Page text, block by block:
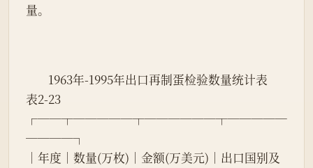
量。
        1963年-1995年出口再制蛋检验数量统计表
表2-23
┌──┬─────┬──────┬─────
────┐
│年度│数量(万枚)│金额(万美元)│出口国别及